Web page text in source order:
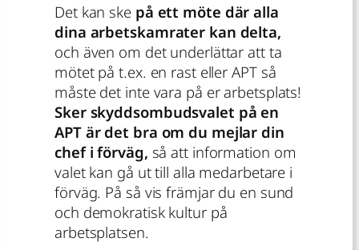
Det kan ske på ett möte där alla
dina arbetskamrater kan delta,
och även om det underlättar att ta
mötet på t.ex. en rast eller APT så
måste det inte vara på er arbetsplats!
Sker skyddsombudsvalet på en
APT är det bra om du mejlar din
chef i förväg, så att information om
valet kan gå ut till alla medarbetare i
förväg. På så vis främjar du en sund
och demokratisk kultur på
arbetsplatsen.